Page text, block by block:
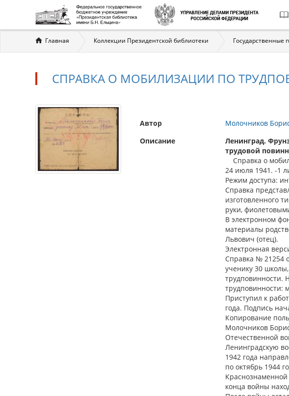
Вы
здесь
Главная Коллекции Президентской библиотеки Государственные
СПРАВКА О МОБИЛИЗАЦИИ ПО
Автор
Молочников
Описание
Ленинград.
трудовой
Справка о
24 июля 1941. -1
Режим доступа:
Справка
изготовленного
руки,
В электронном
материалы
Львович (отец).
Электронная
Справка № 21254
ученику 30
трудповинности.
трудповинности:
Приступил к
года. Подпись
Копирование
Молочников
Отечественной
Ленинградскую
1942 года
по октябрь 1944
конца войны